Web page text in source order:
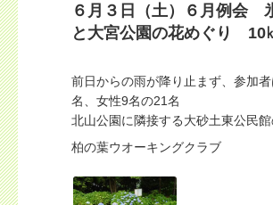
６月３日（土）６月例会
と大宮公園の花めぐり 10
前日からの雨が降り止まず、参加
名、女性9名の21名
北山公園に隣接する大砂土東公民館
柏の葉ウオーキングクラブ